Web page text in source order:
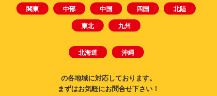
関東 中部 中国 四国 北陸
東北 九州
北海道 沖縄
の各地域に対応しております。
まずはお気軽にお問合せ下さい！